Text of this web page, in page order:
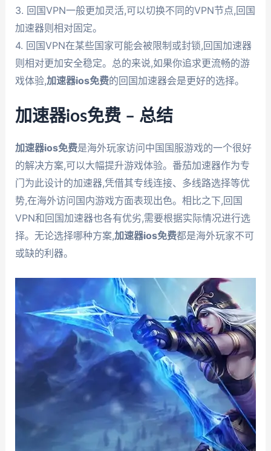
3. 回国VPN一般更加灵活,可以切换不同的VPN节点,回国
加速器则相对固定。
4. 回国VPN在某些国家可能会被限制或封锁,回国加速器
则相对更加安全稳定。总的来说,如果你追求更流畅的游
戏体验,加速器ios免费的回国加速器会是更好的选择。
加速器ios免费 – 总结
加速器ios免费是海外玩家访问中国国服游戏的一个很好
的解决方案,可以大幅提升游戏体验。番茄加速器作为专
门为此设计的加速器,凭借其专线连接、多线路选择等优
势,在海外访问国内游戏方面表现出色。相比之下,回国
VPN和回国加速器也各有优劣,需要根据实际情况进行选
择。无论选择哪种方案,加速器ios免费都是海外玩家不可
或缺的利器。